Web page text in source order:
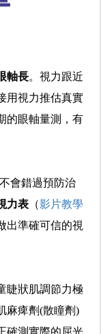
軸長。視力跟近
用視力推估真實
的眼軸量測，有
會錯過預防治
力表（影片教學
出準確可信的視
睫狀肌調節力極
麻痺劑(散瞳劑)
確測實際的屈光